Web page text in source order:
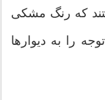
که رنگ مشکی
را به دیوارها